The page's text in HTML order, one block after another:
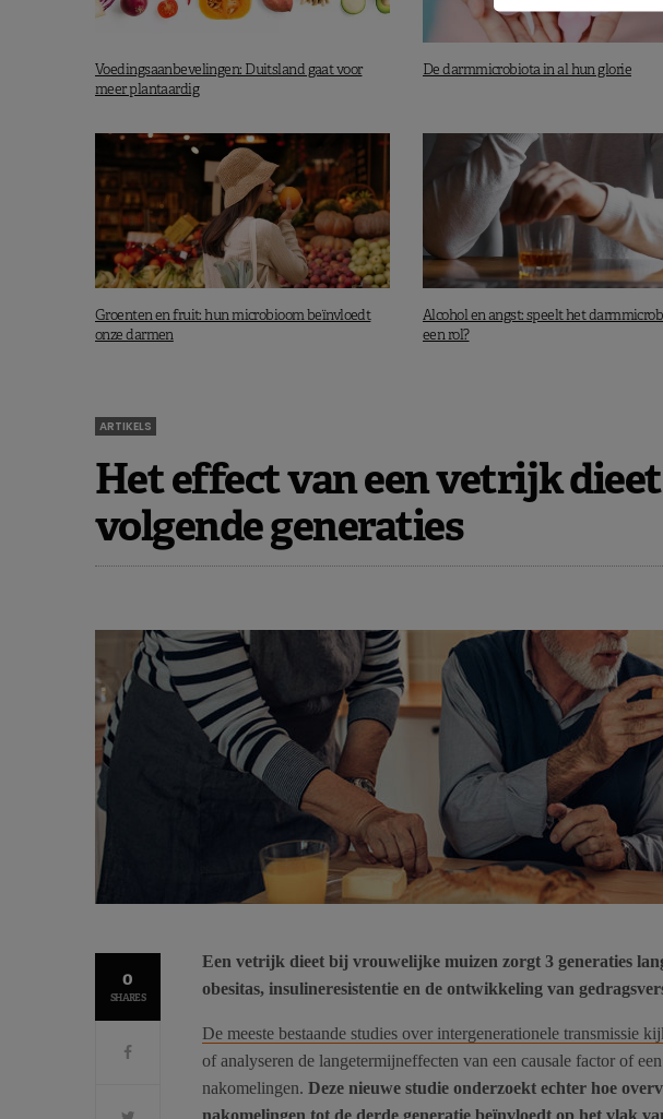
Voedingsaanbevelingen: Duitsland gaat voor
meer plantaardig
De darmmicrobiota in al hun glorie
Groenten en fruit: hun microbioom beïnvloedt
onze darmen
Alcohol en angst: speelt het
een rol?
ARTIKELS
Het effect van een vetrijk
volgende generaties
0
SHARES
Een vetrijk dieet bij vrouwelijke muizen zorgt 3 generaties
obesitas, insulineresistentie en de ontwikkeling van
De meeste bestaande studies over intergenerationele transmissie
of analyseren de langetermijneffecten van een causale factor of
nakomelingen. Deze nieuwe studie onderzoekt echter hoe
nakomelingen tot de derde generatie beïnvloedt op het vlak